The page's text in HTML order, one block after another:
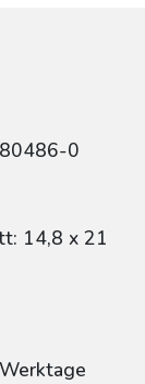
0
14,8 x 21